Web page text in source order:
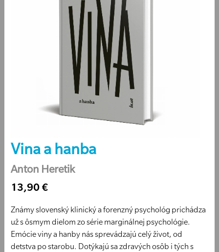
Vina a hanba
Anton Heretik
13,90 €
Známy slovenský klinický a forenzný psychológ prichádza
už s ôsmym dielom zo série marginálnej psychológie.
Emócie viny a hanby nás sprevádzajú celý život, od
detstva po starobu. Dotýkajú sa zdravých osôb i tých s